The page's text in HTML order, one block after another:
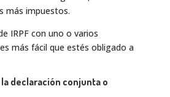
más impuestos.
IRPF con uno o varios
más fácil que estés obligado a
declaración conjunta o